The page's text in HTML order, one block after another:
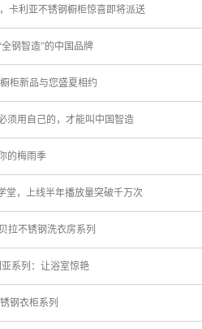
卡利亚不锈钢橱柜惊喜即将派送
钢智造”的中国品牌
柜新品与您盛夏相约
须用自己的，才能叫中国智造
的梅雨季
堂，上线半年播放量突破千万次
拉不锈钢洗衣房系列
系列：让浴室惊艳
钢衣柜系列